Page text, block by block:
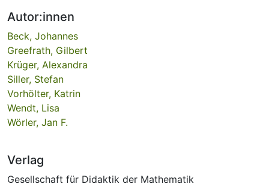
Autor:innen
Beck, Johannes
Greefrath, Gilbert
Krüger, Alexandra
Siller, Stefan
Vorhölter, Katrin
Wendt, Lisa
Wörler, Jan F.
Verlag
Gesellschaft für Didaktik der Mathematik